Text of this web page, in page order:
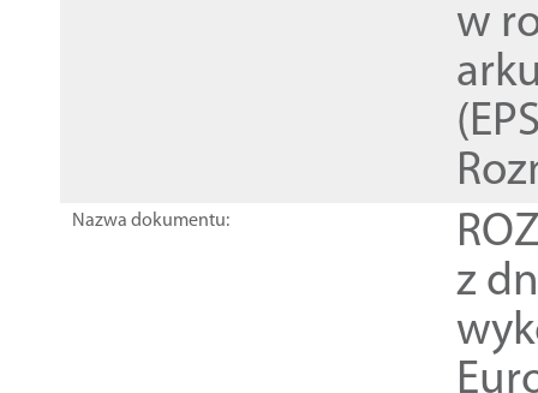
w
Nazwa dokumentu:
z